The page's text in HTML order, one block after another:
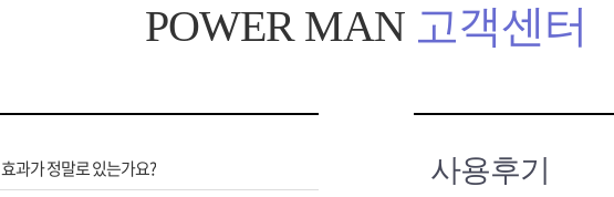
POWER MAN 고객센터
효과가 정말로 있는가요?
사용후기